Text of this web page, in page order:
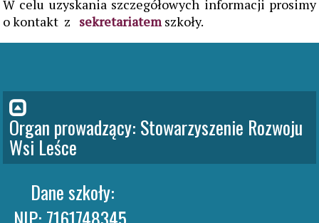
W celu uzyskania szczegółowych informacji prosimy
o kontakt z sekretariatemszkoły.
Organ prowadzący: Stowarzyszenie Rozwoju
Wsi Leśce